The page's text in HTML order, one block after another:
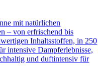
mit natürlichen
– von erfrischend bis
Inhaltsstoffen, in 250
intensive Dampferlebnisse,
und duftintensiv für